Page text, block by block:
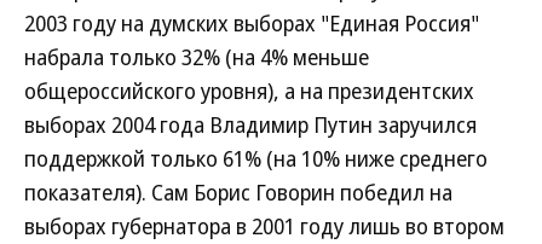
2003 году на думских выборах "Единая Россия"
набрала только 32% (на 4% меньше
общероссийского уровня), а на президентских
выборах 2004 года Владимир Путин заручился
поддержкой только 61% (на 10% ниже среднего
показателя). Сам Борис Говорин победил на
выборах губернатора в 2001 году лишь во втором